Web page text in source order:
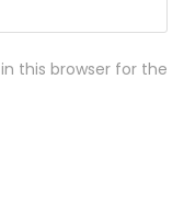
this browser for the